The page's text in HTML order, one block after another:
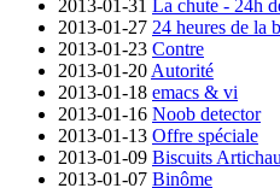
2013-01-31 La chute - 24h
2013-01-27 24 heures de la
2013-01-23 Contre
2013-01-20 Autorité
2013-01-18 emacs & vi
2013-01-16 Noob detector
2013-01-13 Offre spéciale
2013-01-09 Biscuits
2013-01-07 Binôme